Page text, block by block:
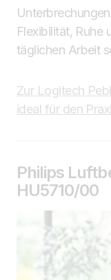
Flexibilität, Ruhe
täglichen Arbeit
Zur Logitech
ideal für den
Philips
HU5710/00